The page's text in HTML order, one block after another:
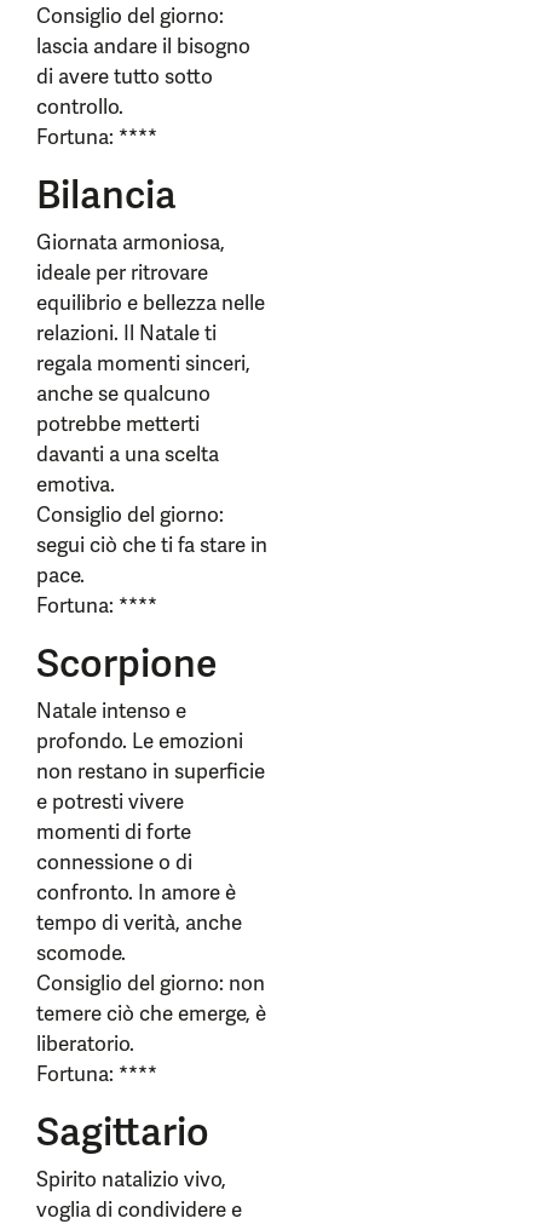
Consiglio del giorno:
lascia andare il bisogno
di avere tutto sotto
controllo.
Fortuna: ****
Bilancia
Giornata armoniosa,
ideale per ritrovare
equilibrio e bellezza nelle
relazioni. Il Natale ti
regala momenti sinceri,
anche se qualcuno
potrebbe metterti
davanti a una scelta
emotiva.
Consiglio del giorno:
segui ciò che ti fa stare in
pace.
Fortuna: ****
Scorpione
Natale intenso e
profondo. Le emozioni
non restano in superficie
e potresti vivere
momenti di forte
connessione o di
confronto. In amore è
tempo di verità, anche
scomode.
Consiglio del giorno: non
temere ciò che emerge, è
liberatorio.
Fortuna: ****
Sagittario
Spirito natalizio vivo,
voglia di condividere e